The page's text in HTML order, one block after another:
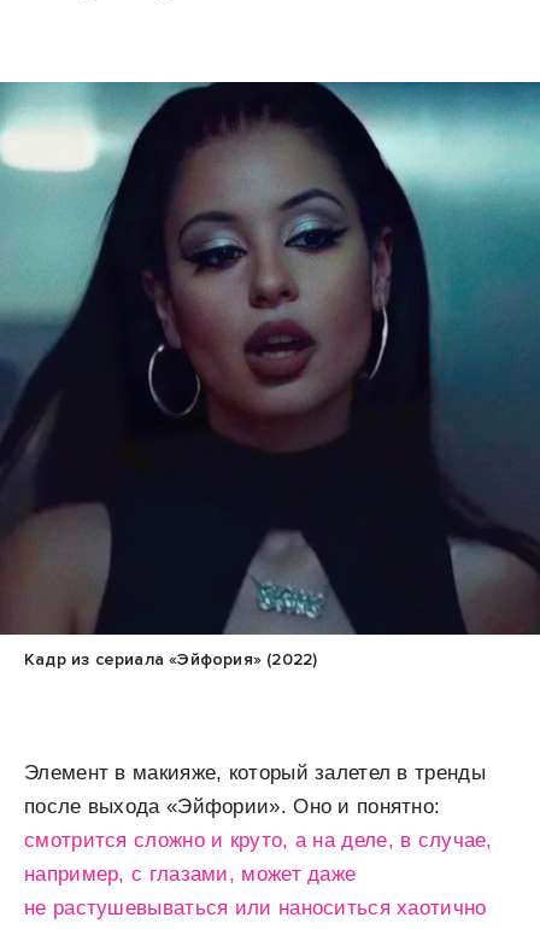
Кадр из сериала «Эйфория» (2022)
Элемент в макияже, который залетел в тренды
после выхода «Эйфории». Оно и понятно:
смотрится сложно и круто, а на деле, в случае,
например, с глазами, может даже
не растушевываться или наноситься хаотично